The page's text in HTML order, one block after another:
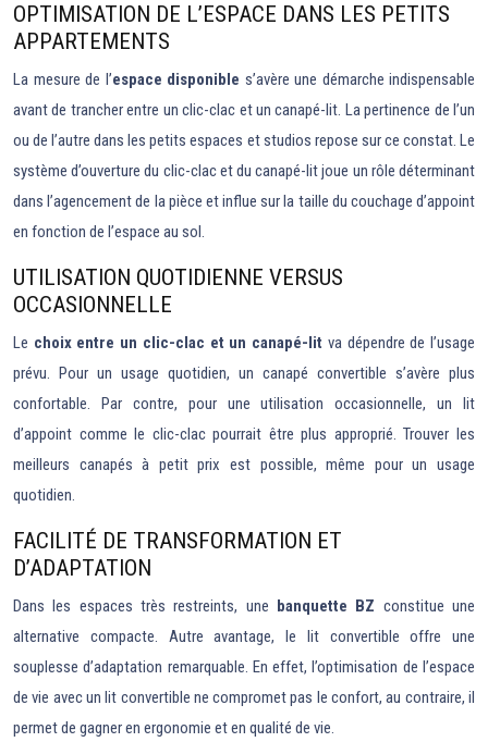
OPTIMISATION DE L’ESPACE DANS LES PETITS
APPARTEMENTS
La mesure de l’espace disponible s’avère une démarche indispensable
avant de trancher entre un clic-clac et un canapé-lit. La pertinence de l’un
ou de l’autre dans les petits espaces et studios repose sur ce constat. Le
système d’ouverture du clic-clac et du canapé-lit joue un rôle déterminant
dans l’agencement de la pièce et influe sur la taille du couchage d’appoint
en fonction de l’espace au sol.
UTILISATION QUOTIDIENNE VERSUS
OCCASIONNELLE
Le choix entre un clic-clac et un canapé-lit va dépendre de l’usage
prévu. Pour un usage quotidien, un canapé convertible s’avère plus
confortable. Par contre, pour une utilisation occasionnelle, un lit
d’appoint comme le clic-clac pourrait être plus approprié. Trouver les
meilleurs canapés à petit prix est possible, même pour un usage
quotidien.
FACILITÉ DE TRANSFORMATION ET
D’ADAPTATION
Dans les espaces très restreints, une banquette BZ constitue une
alternative compacte. Autre avantage, le lit convertible offre une
souplesse d’adaptation remarquable. En effet, l’optimisation de l’espace
de vie avec un lit convertible ne compromet pas le confort, au contraire, il
permet de gagner en ergonomie et en qualité de vie.